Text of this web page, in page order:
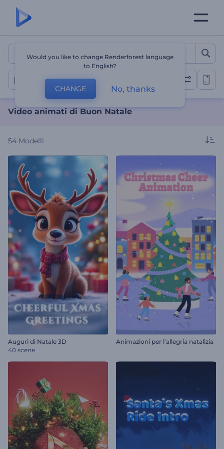
Video animati di Buon
Natale
Video animati di Buon Natale
54 Modelli
Auguri di Natale 3D
40 scene
Animazioni per l'allegria natalizia
Would you like to change Renderforest language
to English?
CHANGE No, thanks